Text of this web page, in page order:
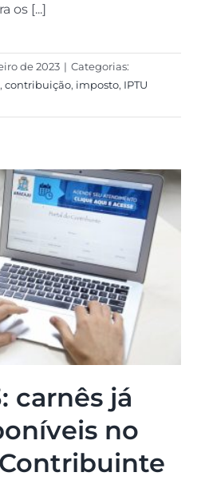
os [...]
de 2023 | Categorias:
, contribuição, imposto, IPTU
carnês já
no